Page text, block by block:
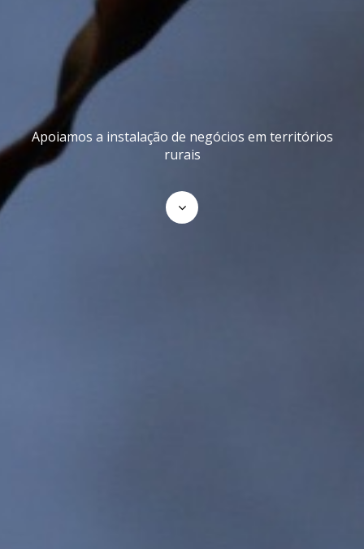
Apoiamos a instalação de negócios em territórios
rurais